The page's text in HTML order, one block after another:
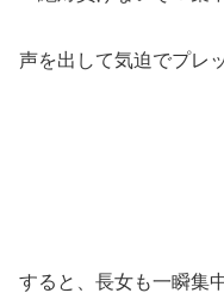
声を出して気迫でプレ
すると、長女も一瞬集